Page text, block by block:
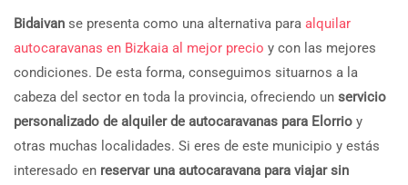
Bidaivan se presenta como una alternativa para alquilar
autocaravanas en Bizkaia al mejor precio y con las mejores
condiciones. De esta forma, conseguimos situarnos a la
cabeza del sector en toda la provincia, ofreciendo un servicio
personalizado de alquiler de autocaravanas para Elorrio y
otras muchas localidades. Si eres de este municipio y estás
interesado en reservar una autocaravana para viajar sin